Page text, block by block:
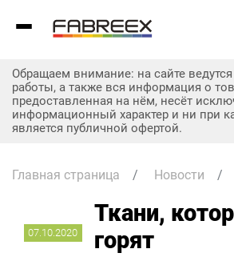
Обращаем внимание: на сайте ведутся
работы, а также вся информация о
предоставленная на нём, несёт
информационный характер и ни при
является публичной офертой.
Главная страница / Новости /
07.10.2020
Ткани,
горят